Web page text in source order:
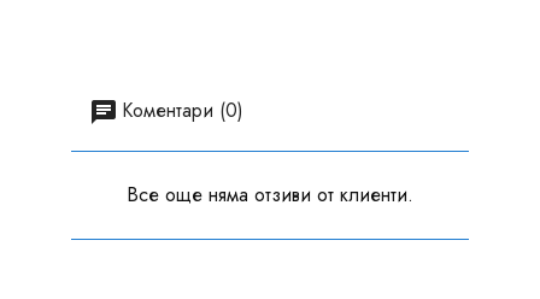
Коментари (0)
Все още няма отзиви от клиенти.